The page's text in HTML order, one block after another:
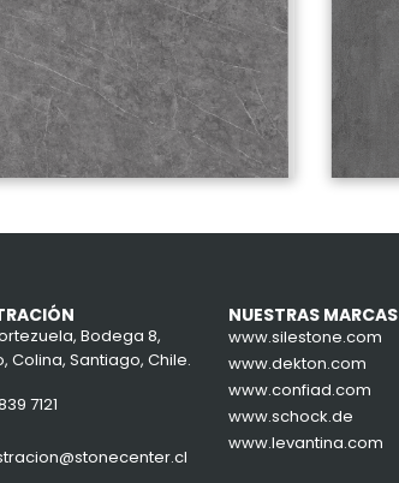
Bodega 8,
Colina, Santiago, Chile.
7121
NUESTRAS MARCAS
www.silestone.com
www.dekton.com
www.confiad.com
www.schock.de
www.levantina.com